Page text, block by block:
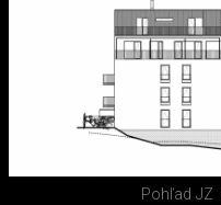
Pohľad JZ